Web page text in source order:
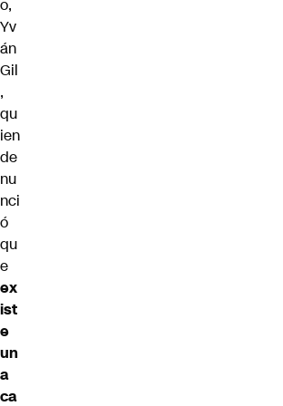
o,
Yv
án
Gil
,
qu
ien
de
nu
nci
ó
qu
e
ex
ist
e
un
a
ca